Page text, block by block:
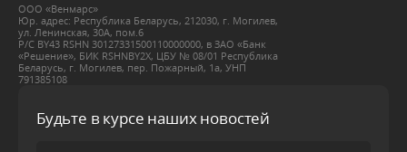
ООО «Венмарс»
Юр. адрес: Республика Беларусь, 212030, г. Могилев,
ул. Ленинская, 30А, пом.6
Р/С BY43 RSHN 30127331500110000000, в ЗАО «Банк
«Решение», БИК RSHNBY2X, ЦБУ № 08/01 Республика
Беларусь, г. Могилев, пер. Пожарный, 1а, УНП
791385108
Будьте в курсе наших новостей